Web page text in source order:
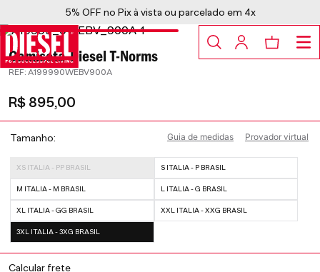
5% OFF no Pix à vista ou parcelado em 4x
Camiseta Diesel T-Norms
: A199990WEBV900A
R$ 895,00
Provador virtual
Guia de medidas
Tamanho
XS ITALIA - PP BRASIL S ITALIA - P BRASIL
M ITALIA - M BRASIL L ITALIA - G BRASIL
XL ITALIA - GG BRASIL XXL ITALIA - XXG BRASIL
3XL ITALIA - 3XG BRASIL